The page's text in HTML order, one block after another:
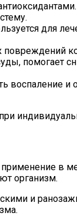
для
повреждений
помогает
и
в
организм.
и